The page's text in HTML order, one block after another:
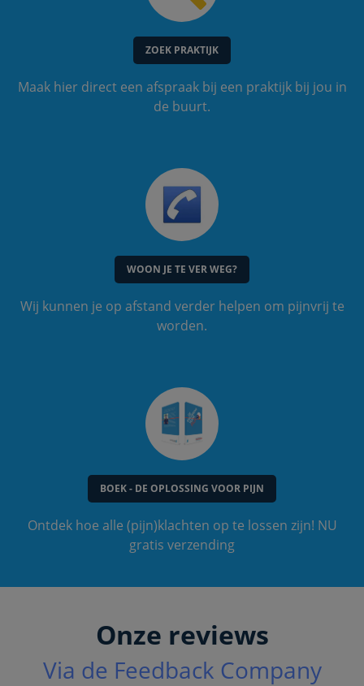
ZOEK PRAKTIJK
Maak hier direct een afspraak bij een praktijk bij jou in
de buurt.
WOON JE TE VER WEG?
Wij kunnen je op afstand verder helpen om pijnvrij te
worden.
BOEK - DE OPLOSSING VOOR PIJN
Ontdek hoe alle (pijn)klachten op te lossen zijn! NU
gratis verzending
Onze reviews
Via de Feedback Company